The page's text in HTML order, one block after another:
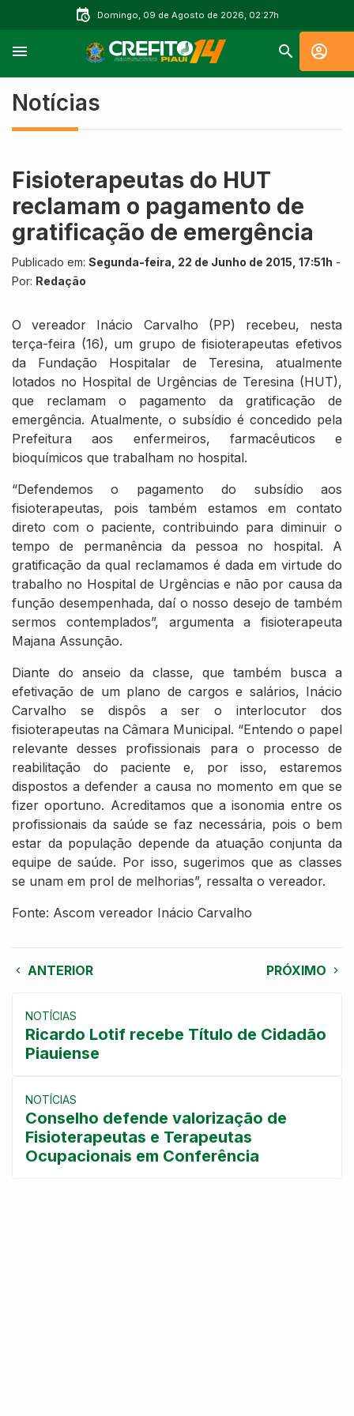
Domingo, 09 de Agosto de 2026, 02:27h
Notícias
Fisioterapeutas do HUT
reclamam o pagamento de
gratificação de emergência
Publicado em: Segunda-feira, 22 de Junho de 2015, 17:51h -
Por: Redação
O vereador Inácio Carvalho (PP) recebeu, nesta
terça-feira (16), um grupo de fisioterapeutas efetivos
da Fundação Hospitalar de Teresina, atualmente
lotados no Hospital de Urgências de Teresina (HUT),
que reclamam o pagamento da gratificação de
emergência. Atualmente, o subsídio é concedido pela
Prefeitura aos enfermeiros, farmacêuticos e
bioquímicos que trabalham no hospital.
“Defendemos o pagamento do subsídio aos
fisioterapeutas, pois também estamos em contato
direto com o paciente, contribuindo para diminuir o
tempo de permanência da pessoa no hospital. A
gratificação da qual reclamamos é dada em virtude do
trabalho no Hospital de Urgências e não por causa da
função desempenhada, daí o nosso desejo de também
sermos contemplados”, argumenta a fisioterapeuta
Majana Assunção.
Diante do anseio da classe, que também busca a
efetivação de um plano de cargos e salários, Inácio
Carvalho se dispôs a ser o interlocutor dos
fisioterapeutas na Câmara Municipal. “Entendo o papel
relevante desses profissionais para o processo de
reabilitação do paciente e, por isso, estaremos
dispostos a defender a causa no momento em que se
fizer oportuno. Acreditamos que a isonomia entre os
profissionais da saúde se faz necessária, pois o bem
estar da população depende da atuação conjunta da
equipe de saúde. Por isso, sugerimos que as classes
se unam em prol de melhorias”, ressalta o vereador.
Fonte: Ascom vereador Inácio Carvalho​
ANTERIOR PRÓXIMO
NOTÍCIAS
Ricardo Lotif recebe Título de Cidadão
Piauiense
NOTÍCIAS
Conselho defende valorização de
Fisioterapeutas e Terapeutas
Ocupacionais em Conferência